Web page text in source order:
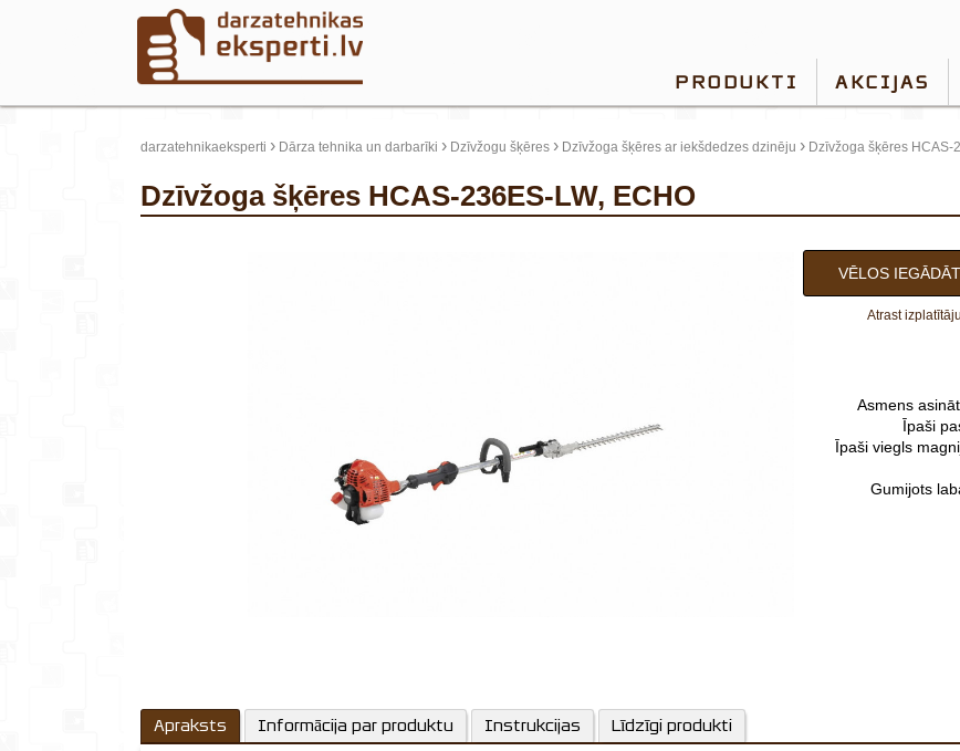
PRODUKTI AKCIJAS
darzatehnikaeksperti › Dārza tehnika un darbarīki › Dzīvžogu šķēres › Dzīvžoga šķēres ar iekšdedzes dzinēju › Dzīvžoga šķēres HCAS-
Dzīvžoga šķēres HCAS-236ES-LW, ECHO
VĒLOS
Atrast izplatītāju
Asmens
Īpaši
Īpaši viegls
Gumijots
Vienkārši
Apraksts Informācija par produktu Instrukcijas Līdzīgi produkti